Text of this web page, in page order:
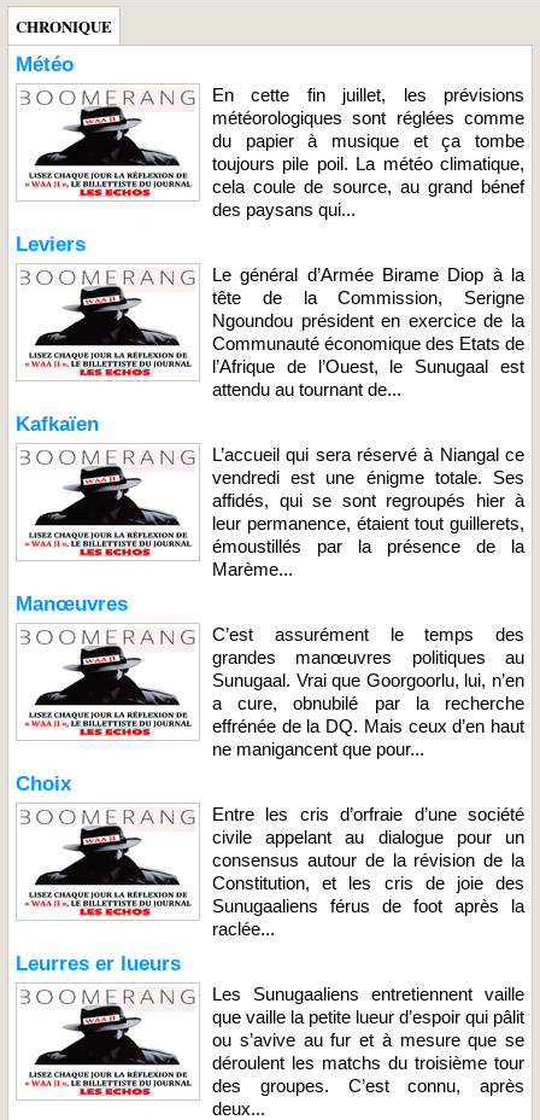
CHRONIQUE
Météo
En cette fin juillet, les prévisions
météorologiques sont réglées comme
du papier à musique et ça tombe
toujours pile poil. La météo climatique,
cela coule de source, au grand bénef
des paysans qui...
Leviers
Le général d’Armée Birame Diop à la
tête de la Commission, Serigne
Ngoundou président en exercice de la
Communauté économique des Etats de
l’Afrique de l’Ouest, le Sunugaal est
attendu au tournant de...
Kafkaïen
L’accueil qui sera réservé à Niangal ce
vendredi est une énigme totale. Ses
affidés, qui se sont regroupés hier à
leur permanence, étaient tout guillerets,
émoustillés par la présence de la
Marème...
Manœuvres
C’est assurément le temps des
grandes manœuvres politiques au
Sunugaal. Vrai que Goorgoorlu, lui, n’en
a cure, obnubilé par la recherche
effrénée de la DQ. Mais ceux d’en haut
ne manigancent que pour...
Choix
Entre les cris d’orfraie d’une société
civile appelant au dialogue pour un
consensus autour de la révision de la
Constitution, et les cris de joie des
Sunugaaliens férus de foot après la
raclée...
Leurres er lueurs
Les Sunugaaliens entretiennent vaille
que vaille la petite lueur d’espoir qui pâlit
ou s’avive au fur et à mesure que se
déroulent les matchs du troisième tour
des groupes. C’est connu, après
deux...